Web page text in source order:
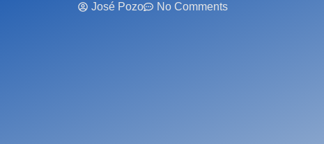
José Pozo No Comments